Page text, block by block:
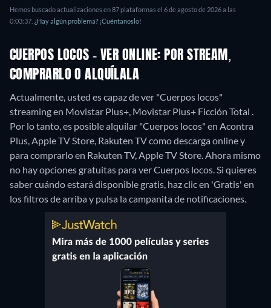
Hemos buscado actualizaciones en 87 plataformas el 6 de agosto de 2026 a las
0:03:37. ¿Hay algún problema? ¡Cuéntanoslo!
CUERPOS LOCOS - VER ONLINE: POR STREAM,
COMPRARLO O ALQUÍLALA
Actualmente, usted es capaz de ver "Cuerpos locos"
streaming en Movistar Plus+, Movistar Plus+ Ficción Total .
Por lo tanto, es posible alquilar "Cuerpos locos" en Acontra
Plus, Apple TV Store, Rakuten TV como descarga online y
para comprarlo en Rakuten TV, Apple TV Store.Ahora mismo
no hay opciones gratuitas para ver Cuerpos locos. Si quieres
saber cuándo estará disponible gratis, haz clic en 'Gratis' en
los filtros de arriba y pulsa la campanita de notificaciones.